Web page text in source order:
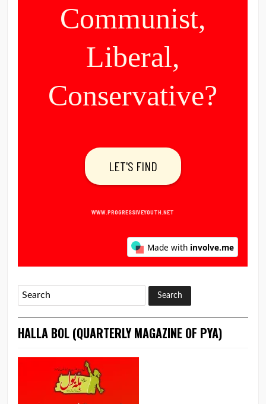
HALLA BOL (QUARTERLY MAGAZINE OF PYA)